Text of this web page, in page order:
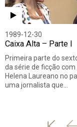
1989-12-30
Caixa Alta – Parte I
Primeira parte do
da série de ficção
Helena Laureano no
uma jornalista que…